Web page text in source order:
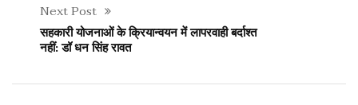
Next Post
सहकारी योजनाओं के क्रियान्वयन में लापरवाही बर्दाश्त
नहीं: डॉ धन सिंह रावत